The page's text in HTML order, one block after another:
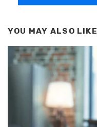
YOU MAY ALSO LIKE